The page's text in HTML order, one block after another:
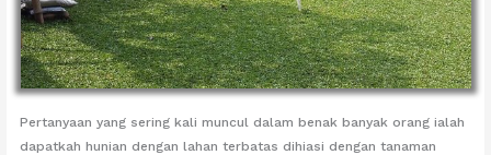
Pertanyaan yang sering kali muncul dalam benak banyak orang ialah
dapatkah hunian dengan lahan terbatas dihiasi dengan tanaman